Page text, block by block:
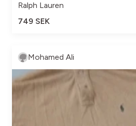
Ralph Lauren
749 SEK
Mohamed Ali